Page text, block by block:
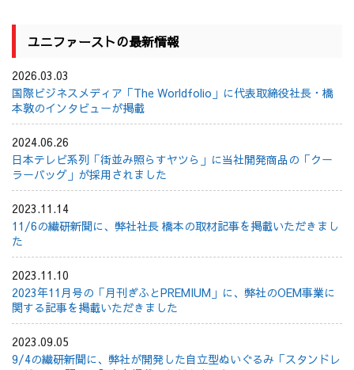
ユニファーストの最新情報
2026.03.03
国際ビジネスメディア「The Worldfolio」に代表取締役社長・橋
本敦のインタビューが掲載
2024.06.26
日本テレビ系列「街並み照らすヤツら」に当社開発商品の「クー
ラーバッグ」が採用されました
2023.11.14
11/6の繊研新聞に、弊社社長 橋本の取材記事を掲載いただきまし
た
2023.11.10
2023年11月号の「月刊ぎふとPREMIUM」に、弊社のOEM事業に
関する記事を掲載いただきました
2023.09.05
9/4の繊研新聞に、弊社が開発した自立型ぬいぐるみ「スタンドレ